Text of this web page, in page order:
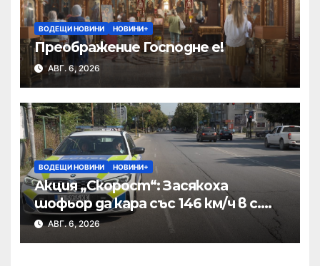
ВОДЕЩИ НОВИНИ НОВИНИ+
Преображение Господне е!
АВГ. 6, 2026
ВОДЕЩИ НОВИНИ НОВИНИ+
Акция „Скорост“: Засякоха
шофьор да кара със 146 км/ч в с.
Пристое
АВГ. 6, 2026